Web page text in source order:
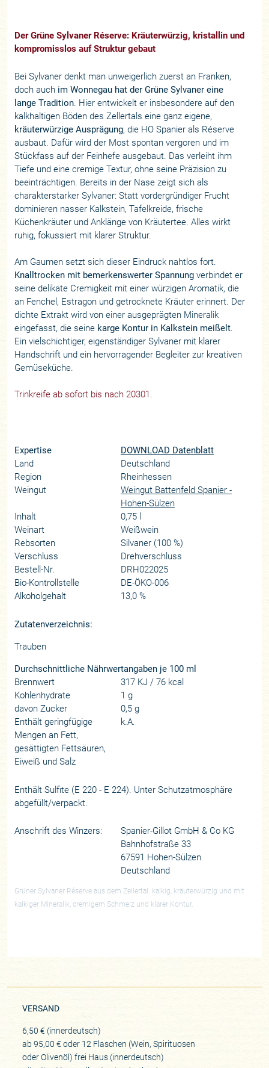
Der Grüne Sylvaner Réserve: Kräuterwürzig, kristallin und
kompromisslos auf Struktur gebaut
Bei Sylvaner denkt man unweigerlich zuerst an Franken,
doch auch im Wonnegau hat der Grüne Sylvaner eine
lange Tradition. Hier entwickelt er insbesondere auf den
kalkhaltigen Böden des Zellertals eine ganz eigene,
kräuterwürzige Ausprägung, die HO Spanier als Réserve
ausbaut. Dafür wird der Most spontan vergoren und im
Stückfass auf der Feinhefe ausgebaut. Das verleiht ihm
Tiefe und eine cremige Textur, ohne seine Präzision zu
beeinträchtigen. Bereits in der Nase zeigt sich als
charakterstarker Sylvaner: Statt vordergründiger Frucht
dominieren nasser Kalkstein, Tafelkreide, frische
Küchenkräuter und Anklänge von Kräutertee. Alles wirkt
ruhig, fokussiert mit klarer Struktur.
Am Gaumen setzt sich dieser Eindruck nahtlos fort.
Knalltrocken mit bemerkenswerter Spannung verbindet er
seine delikate Cremigkeit mit einer würzigen Aromatik, die
an Fenchel, Estragon und getrocknete Kräuter erinnert. Der
dichte Extrakt wird von einer ausgeprägten Mineralik
eingefasst, die seine karge Kontur in Kalkstein meißelt.
Ein vielschichtiger, eigenständiger Sylvaner mit klarer
Handschrift und ein hervorragender Begleiter zur kreativen
Gemüseküche.
Trinkreife ab sofort bis nach 20301.
Expertise
DOWNLOAD Datenblatt
Land
Deutschland
Region
Rheinhessen
Weingut
Weingut Battenfeld Spanier -
Hohen-Sülzen
Inhalt
0,75 l
Weinart
Weißwein
Rebsorten
Silvaner (100 %)
Verschluss
Drehverschluss
Bestell-Nr.
DRH022025
Bio-Kontrollstelle
DE-ÖKO-006
Alkoholgehalt
13,0 %
Zutatenverzeichnis:
Trauben
Durchschnittliche Nährwertangaben je 100 ml
Brennwert
317 KJ / 76 kcal
Kohlenhydrate
1 g
davon Zucker
0,5 g
Enthält geringfügige
Mengen an Fett,
gesättigten Fettsäuren,
Eiweiß und Salz
k.A.
Enthält Sulfite (E 220 - E 224). Unter Schutzatmosphäre
abgefüllt/verpackt.
Anschrift des Winzers:
Spanier-Gillot GmbH & Co KG
Bahnhofstraße 33
67591 Hohen-Sülzen
Deutschland
Grüner Sylvaner Réserve aus dem Zellertal: kalkig, kräuterwürzig und mit
kalkiger Mineralik, cremigem Schmelz und klarer Kontur.
VERSAND
6,50 € (innerdeutsch)
ab 95,00 € oder 12 Flaschen (Wein, Spirituosen
oder Olivenöl) frei Haus (innerdeutsch)